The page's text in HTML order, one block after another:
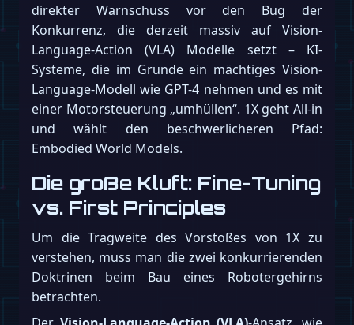
direkter Warnschuss vor den Bug der
Konkurrenz, die derzeit massiv auf Vision-
Language-Action (VLA) Modelle setzt – KI-
Systeme, die im Grunde ein mächtiges Vision-
Language-Modell wie GPT-4 nehmen und es mit
einer Motorsteuerung „umhüllen“. 1X geht All-in
und wählt den beschwerlicheren Pfad:
Embodied World Models.
Die große Kluft: Fine-Tuning
vs. First Principles
Um die Tragweite des Vorstoßes von 1X zu
verstehen, muss man die zwei konkurrierenden
Doktrinen beim Bau eines Robotergehirns
betrachten.